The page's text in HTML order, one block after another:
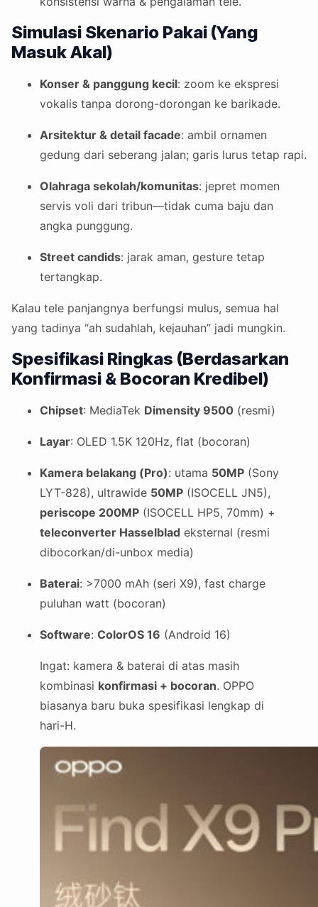
Simulasi Skenario Pakai (Yang
Masuk Akal)
Konser & panggung kecil: zoom ke ekspresi
vokalis tanpa dorong-dorongan ke barikade.
Arsitektur & detail facade: ambil ornamen
gedung dari seberang jalan; garis lurus tetap rapi.
Olahraga sekolah/komunitas: jepret momen
servis voli dari tribun—tidak cuma baju dan
angka punggung.
Street candids: jarak aman, gesture tetap
tertangkap.
Kalau tele panjangnya berfungsi mulus, semua hal
yang tadinya “ah sudahlah, kejauhan” jadi mungkin.
Spesifikasi Ringkas (Berdasarkan
Konfirmasi & Bocoran Kredibel)
Chipset: MediaTek Dimensity 9500 (resmi)
Layar: OLED 1.5K 120Hz, flat (bocoran)
Kamera belakang (Pro): utama 50MP (Sony
LYT-828), ultrawide 50MP (ISOCELL JN5),
periscope 200MP (ISOCELL HP5, 70mm) +
teleconverter Hasselblad eksternal (resmi
dibocorkan/di-unbox media)
Baterai: >7000 mAh (seri X9), fast charge
puluhan watt (bocoran)
Software: ColorOS 16 (Android 16)
Ingat: kamera & baterai di atas masih
kombinasi konfirmasi + bocoran. OPPO
biasanya baru buka spesifikasi lengkap di
hari-H.